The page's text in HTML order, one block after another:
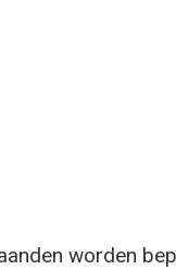
worden